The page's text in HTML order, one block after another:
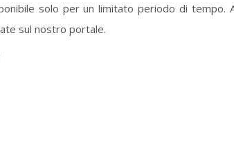
solo per un limitato periodo di tempo.
sul nostro portale.